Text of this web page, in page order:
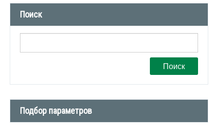
Новости компании (509)
СМИ о нас (1)
Поиск
Поиск
Подбор параметров